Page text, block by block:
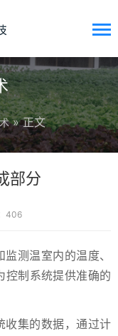
» 正文
部分
406
测温室内的温度、
控制系统提供准确的
收集的数据，通过计